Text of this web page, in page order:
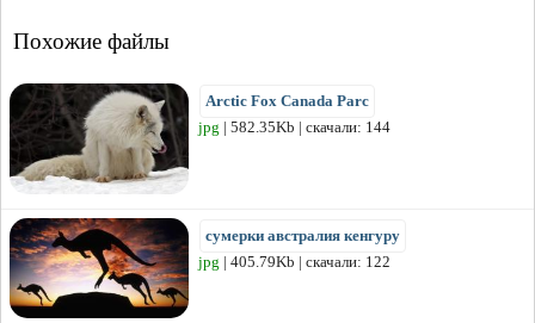
Похожие файлы
Arctic Fox Canada Parc
jpg | 582.35Kb | скачали: 144
сумерки австралия кенгуру
jpg | 405.79Kb | скачали: 122